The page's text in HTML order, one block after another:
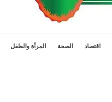
اقتصاد الصحة المرأة والطفل